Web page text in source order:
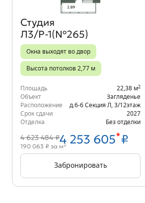
Студия
Л3/Р-1(№265)
Окна выходят во двор
Высота потолков 2,77 м
Площадь 22,38 м2
Объект
Загляденье
Расположение
д.6-6 Секция Л 3/12этаж
Срок сдачи
2027
Отделка
Без отделки
4 623 484 ₽4 253 605*₽
190 063 ₽ за м2
Забронировать